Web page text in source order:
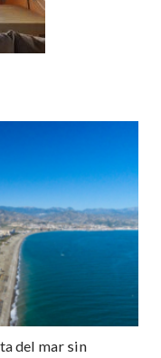
del mar sin